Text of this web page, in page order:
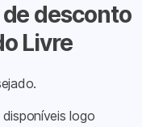
desconto
Livre
logo